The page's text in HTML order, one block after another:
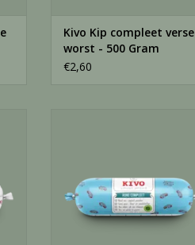
Kivo Kip compleet verse
worst - 500 Gram
€2,60